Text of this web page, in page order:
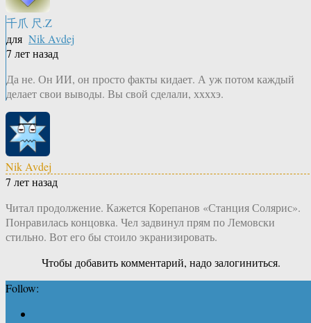
千爪 尺.Z
для Nik Avdej
7 лет назад
Да не. Он ИИ, он просто факты кидает. А уж потом каждый
делает свои выводы. Вы свой сделали, ххххэ.
Nik Avdej
7 лет назад
Читал продолжение. Кажется Корепанов «Станция Солярис».
Понравилась концовка. Чел задвинул прям по Лемовски
стильно. Вот его бы стоило экранизировать.
Чтобы добавить комментарий, надо залогиниться.
Follow: